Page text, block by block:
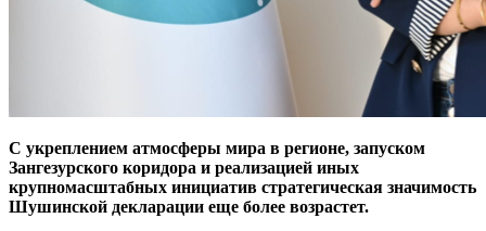
С укреплением атмосферы мира в регионе, запуском
Зангезурского коридора и реализацией иных
крупномасштабных инициатив стратегическая значимость
Шушинской декларации еще более возрастет.